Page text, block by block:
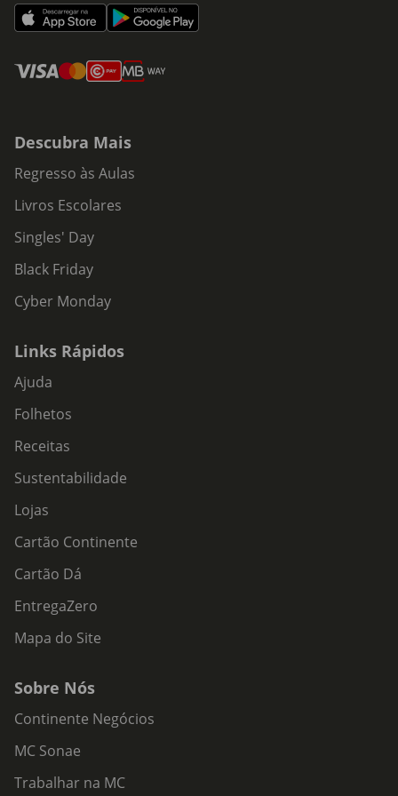
Descubra Mais
Regresso às Aulas
Livros Escolares
Singles' Day
Black Friday
Cyber Monday
Links Rápidos
Ajuda
Folhetos
Receitas
Sustentabilidade
Lojas
Cartão Continente
Cartão Dá
EntregaZero
Mapa do Site
Sobre Nós
Continente Negócios
MC Sonae
Trabalhar na MC